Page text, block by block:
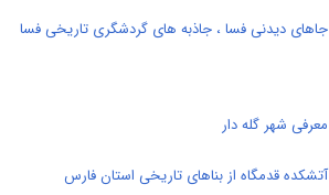
جاهای دیدنی فسا ، جاذبه های گردشگری تاریخی فسا
معرفی شهر گله دار
آتشکده قدمگاه از بناهای تاریخی استان فارس